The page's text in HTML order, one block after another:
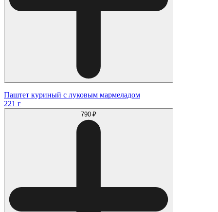
Паштет куриный с луковым мармеладом
221 г
790 ₽